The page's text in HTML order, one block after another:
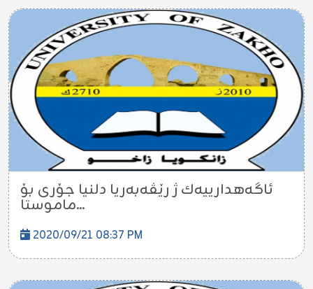
ئاگه‌هدارییه‌ك ژ رێڤه‌به‌ریا دلنیا جۆرى بۆ
ماموستا...
2020/09/21 08:37 PM